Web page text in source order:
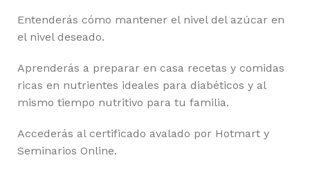
Entenderás cómo mantener el nivel del azúcar en
el nivel deseado.
Aprenderás a preparar en casa recetas y comidas
ricas en nutrientes ideales para diabéticos y al
mismo tiempo nutritivo para tu familia.
Accederás al certificado avalado por Hotmart y
Seminarios Online.